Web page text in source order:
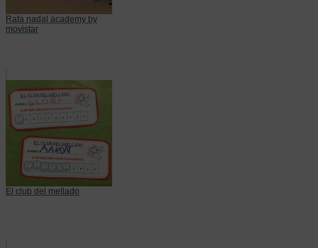
Rafa nadal academy by
movistar
El club del mellado